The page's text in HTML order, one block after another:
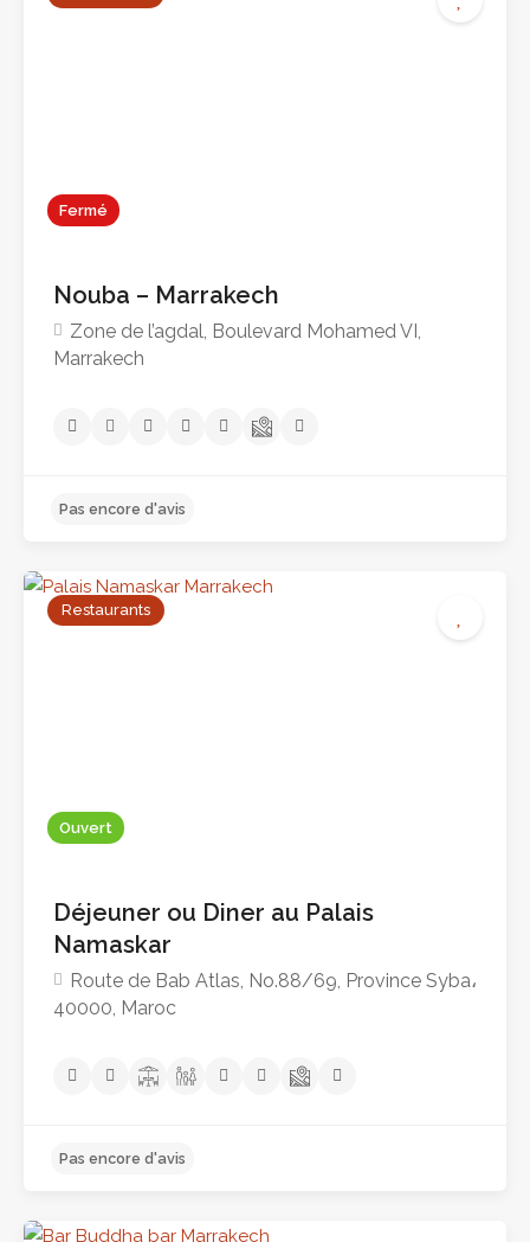
Fermé
Nouba – Marrakech
Zone de l’agdal, Boulevard Mohamed VI,
Marrakech
Ouvert
Restaurants
Déjeuner ou Diner au Palais
Namaskar
Route de Bab Atlas, No.88/69, Province Syba،
40000, Maroc